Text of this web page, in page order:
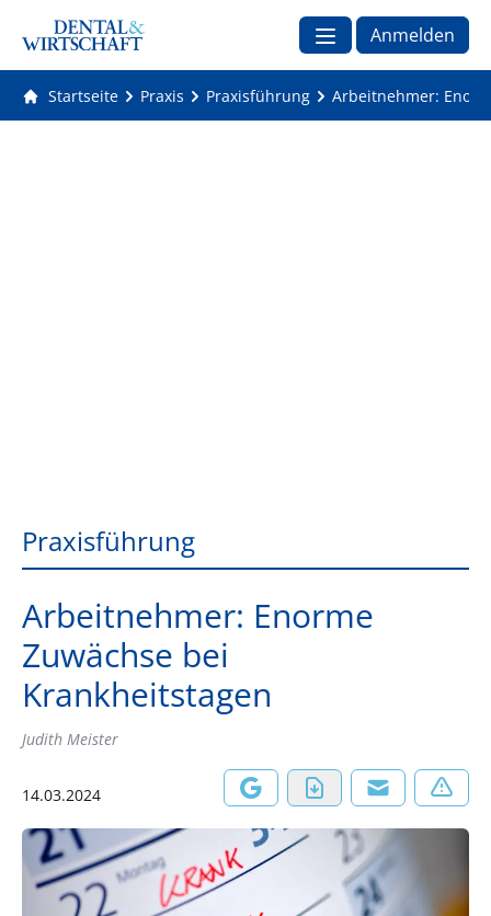
Anmelden
Startseite Praxis Praxisführung Arbeitnehmer:
Praxisführung
Arbeitnehmer: Enorme
Zuwächse bei
Krankheitstagen
Judith Meister
14.03.2024